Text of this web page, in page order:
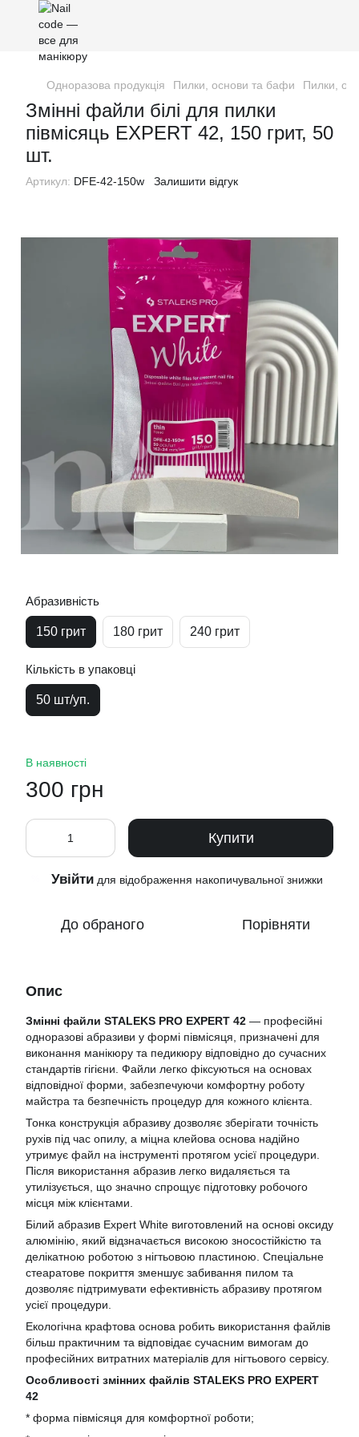
Одноразова продукція Пилки, основи та бафи Пилки,
Змінні файли білі для пилки
півмісяць EXPERT 42, 150 грит, 50
шт.
Артикул: DFE-42-150w Залишити відгук
Абразивність
150 грит 180 грит 240 грит
Кількість в упаковці
50 шт/уп.
В наявності
300 грн
Купити
Увійти для відображення накопичувальної знижки
До обраного Порівняти
Опис
Змінні файли STALEKS PRO EXPERT 42 — професійні
одноразові абразиви у формі півмісяця, призначені для
виконання манікюру та педикюру відповідно до сучасних
стандартів гігієни. Файли легко фіксуються на основах
відповідної форми, забезпечуючи комфортну роботу
майстра та безпечність процедур для кожного клієнта.
Тонка конструкція абразиву дозволяє зберігати точність
рухів під час опилу, а міцна клейова основа надійно
утримує файл на інструменті протягом усієї процедури.
Після використання абразив легко видаляється та
утилізується, що значно спрощує підготовку робочого
місця між клієнтами.
Білий абразив Expert White виготовлений на основі оксиду
алюмінію, який відзначається високою зносостійкістю та
делікатною роботою з нігтьовою пластиною. Спеціальне
стеаратове покриття зменшує забивання пилом та
дозволяє підтримувати ефективність абразиву протягом
усієї процедури.
Екологічна крафтова основа робить використання файлів
більш практичним та відповідає сучасним вимогам до
професійних витратних матеріалів для нігтьового сервісу.
Особливості змінних файлів STALEKS PRO EXPERT
42
* форма півмісяця для комфортної роботи;